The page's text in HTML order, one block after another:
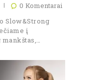
0 Komentarai
Slow&Strong
į